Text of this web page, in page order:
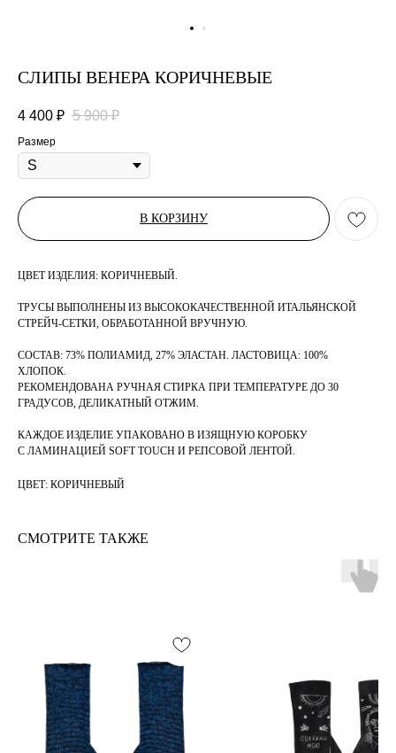
СЛИПЫ ВЕНЕРА КОРИЧНЕВЫЕ
4 400 ₽ 5 900 ₽
Размер
В КОРЗИНУ
ЦВЕТ ИЗДЕЛИЯ: КОРИЧНЕВЫЙ.
ТРУСЫ ВЫПОЛНЕНЫ ИЗ ВЫСОКОКАЧЕСТВЕННОЙ ИТАЛЬЯНСКОЙ
СТРЕЙЧ-СЕТКИ, ОБРАБОТАННОЙ ВРУЧНУЮ.
СОСТАВ: 73% ПОЛИАМИД, 27% ЭЛАСТАН. ЛАСТОВИЦА: 100%
ХЛОПОК.
РЕКОМЕНДОВАНА РУЧНАЯ СТИРКА ПРИ ТЕМПЕРАТУРЕ ДО 30
ГРАДУСОВ, ДЕЛИКАТНЫЙ ОТЖИМ.
КАЖДОЕ ИЗДЕЛИЕ УПАКОВАНО В ИЗЯЩНУЮ КОРОБКУ
С ЛАМИНАЦИЕЙ SOFT TOUCH И РЕПСОВОЙ ЛЕНТОЙ.
ЦВЕТ: КОРИЧНЕВЫЙ
СМОТРИТЕ ТАКЖЕ